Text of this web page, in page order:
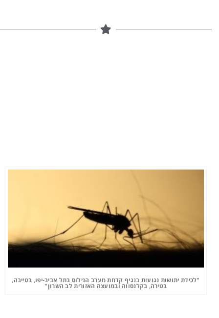
"לכידת יתושות נגועות בנגיף קדחת מערב הנילוס בתל אביב-יפו, בטייבה,
בטירה, בקלנסווה ובמועצה האזורית לב השרון"